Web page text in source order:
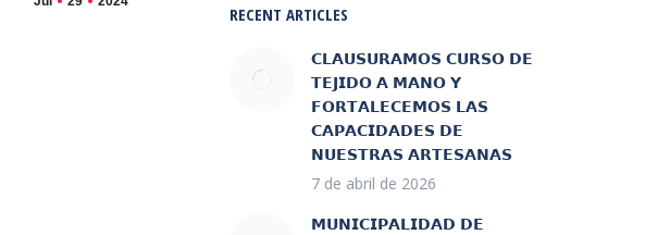
RECENT ARTICLES
𝗖𝗟𝗔𝗨𝗦𝗨𝗥𝗔𝗠𝗢𝗦 𝗖𝗨𝗥𝗦𝗢 𝗗𝗘
𝗧𝗘𝗝𝗜𝗗𝗢 𝗔 𝗠𝗔𝗡𝗢 𝗬
𝗙𝗢𝗥𝗧𝗔𝗟𝗘𝗖𝗘𝗠𝗢𝗦 𝗟𝗔𝗦
𝗖𝗔𝗣𝗔𝗖𝗜𝗗𝗔𝗗𝗘𝗦 𝗗𝗘
𝗡𝗨𝗘𝗦𝗧𝗥𝗔𝗦 𝗔𝗥𝗧𝗘𝗦𝗔𝗡𝗔𝗦
7 de abril de 2026
𝗠𝗨𝗡𝗜𝗖𝗜𝗣𝗔𝗟𝗜𝗗𝗔𝗗 𝗗𝗘